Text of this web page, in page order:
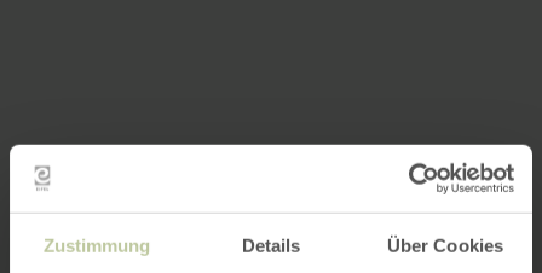
Zustimmung Details Über Cookies